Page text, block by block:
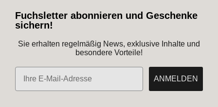
Fuchsletter abonnieren und Geschenke
sichern!
Sie erhalten regelmäßig News, exklusive Inhalte und
besondere Vorteile!
E-Mail
ANMELDEN